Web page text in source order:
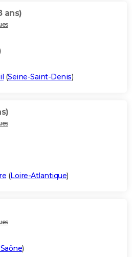
ans)
(Seine-Saint-Denis)
(Loire-Atlantique)
)